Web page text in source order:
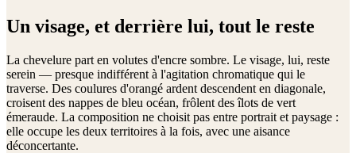
Un visage, et derrière lui, tout le reste
La chevelure part en volutes d'encre sombre. Le visage, lui, reste
serein — presque indifférent à l'agitation chromatique qui le
traverse. Des coulures d'orangé ardent descendent en diagonale,
croisent des nappes de bleu océan, frôlent des îlots de vert
émeraude. La composition ne choisit pas entre portrait et paysage :
elle occupe les deux territoires à la fois, avec une aisance
déconcertante.